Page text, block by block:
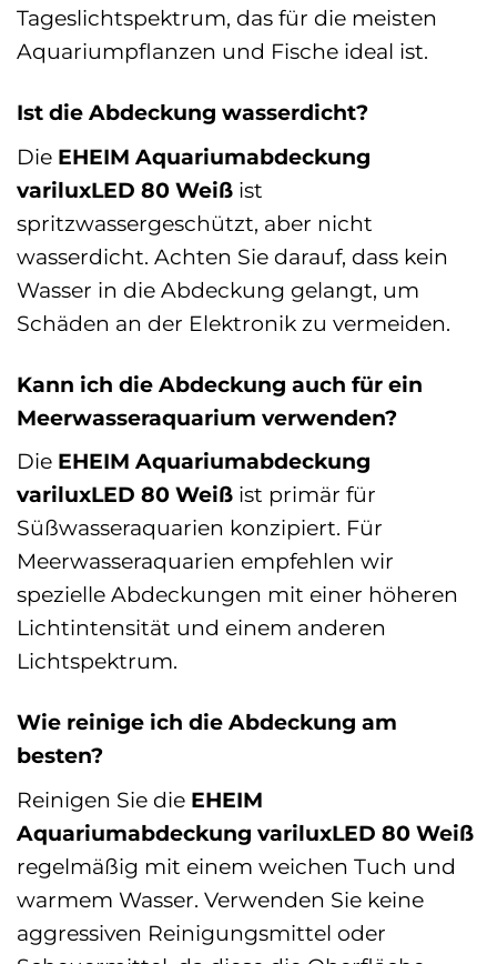
Tageslichtspektrum, das für die meisten
Aquariumpflanzen und Fische ideal ist.
Ist die Abdeckung wasserdicht?
Die EHEIM Aquariumabdeckung
variluxLED 80 Weiß ist
spritzwassergeschützt, aber nicht
wasserdicht. Achten Sie darauf, dass kein
Wasser in die Abdeckung gelangt, um
Schäden an der Elektronik zu vermeiden.
Kann ich die Abdeckung auch für ein
Meerwasseraquarium verwenden?
Die EHEIM Aquariumabdeckung
variluxLED 80 Weiß ist primär für
Süßwasseraquarien konzipiert. Für
Meerwasseraquarien empfehlen wir
spezielle Abdeckungen mit einer höheren
Lichtintensität und einem anderen
Lichtspektrum.
Wie reinige ich die Abdeckung am
besten?
Reinigen Sie die EHEIM
Aquariumabdeckung variluxLED 80 Weiß
regelmäßig mit einem weichen Tuch und
warmem Wasser. Verwenden Sie keine
aggressiven Reinigungsmittel oder